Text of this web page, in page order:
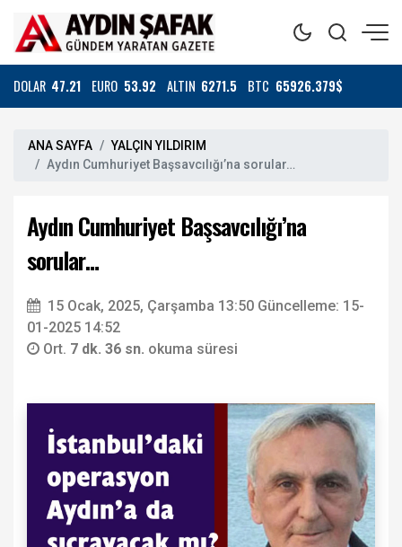
DOLAR 47.21 EURO 53.92 ALTIN 6271.5 BTC 65926.379$
ANA SAYFA
YALÇIN YILDIRIM
Aydın Cumhuriyet Başsavcılığı’na sorular…
Aydın Cumhuriyet Başsavcılığı’na
sorular…
15 Ocak, 2025, Çarşamba 13:50 Güncelleme: 15-
01-2025 14:52
Ort. 7 dk. 36 sn. okuma süresi